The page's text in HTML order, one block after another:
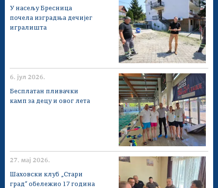
У насељу Бресница
почела изградња дечијег
игралишта
6. јул 2026.
Бесплатан пливачки
камп за децу и овог лета
27. мај 2026.
Шаховски клуб „Стари
град“ обележио 17 година